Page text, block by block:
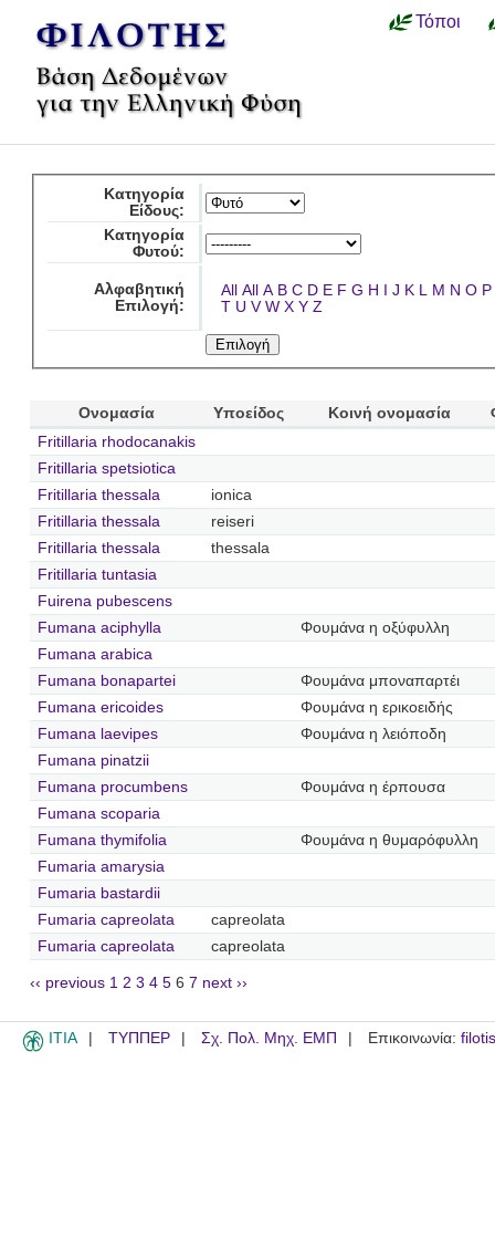
Τόποι
Κατηγορία
Είδους:
Κατηγορία
Φυτού:
Αλφαβητική
Επιλογή:
All All A B C D E F G H I J K L M N O P
T U V W X Y Z
Ονομασία Υποείδος Κοινή ονομασία
Fritillaria rhodocanakis
Fritillaria spetsiotica
Fritillaria thessala
ionica
Fritillaria thessala
reiseri
Fritillaria thessala
thessala
Fritillaria tuntasia
Fuirena pubescens
Fumana aciphylla
Φουμάνα η οξύφυλλη
Fumana arabica
Fumana bonapartei
Φουμάνα μποναπαρτέι
Fumana ericoides
Φουμάνα η ερικοειδής
Fumana laevipes
Φουμάνα η λειόποδη
Fumana pinatzii
Fumana procumbens
Φουμάνα η έρπουσα
Fumana scoparia
Fumana thymifolia
Φουμάνα η θυμαρόφυλλη
Fumaria amarysia
Fumaria bastardii
Fumaria capreolata
capreolata
Fumaria capreolata
capreolata
‹‹ previous 1 2 3 4 5 6 7 next ››
ITIA ΤΥΠΠΕΡ Σχ. Πολ. Μηχ. ΕΜΠ Επικοινωνία: